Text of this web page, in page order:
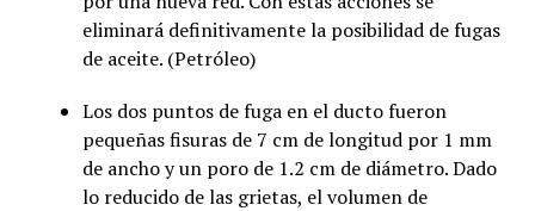
eliminará definitivamente la posibilidad de fugas
de aceite. (Petróleo)
Los dos puntos de fuga en el ducto fueron
pequeñas fisuras de 7 cm de longitud por 1 mm
de ancho y un poro de 1.2 cm de diámetro. Dado
lo reducido de las grietas, el volumen de